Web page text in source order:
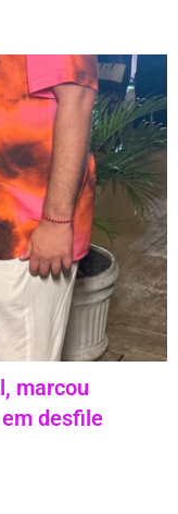
marcou
desfile